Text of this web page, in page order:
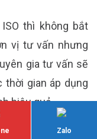
thì không bắt
vị tư vấn nhưng
gia tư vấn sẽ
thời gian áp dụng
hiệu quả.
nhận ISO
Zalo